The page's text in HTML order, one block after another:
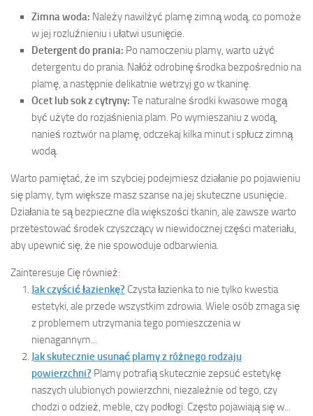
Zimna woda: Należy nawilżyć plamę zimną wodą, co pomoże
w jej rozluźnieniu i ułatwi usunięcie.
Detergent do prania: Po namoczeniu plamy, warto użyć
detergentu do prania. Nałóż odrobinę środka bezpośrednio na
plamę, a następnie delikatnie wetrzyj go w tkaninę.
Ocet lub sok z cytryny: Te naturalne środki kwasowe mogą
być użyte do rozjaśnienia plam. Po wymieszaniu z wodą,
nanieś roztwór na plamę, odczekaj kilka minut i spłucz zimną
wodą.
Warto pamiętać, że im szybciej podejmiesz działanie po pojawieniu
się plamy, tym większe masz szanse na jej skuteczne usunięcie.
Działania te są bezpieczne dla większości tkanin, ale zawsze warto
przetestować środek czyszczący w niewidocznej części materiału,
aby upewnić się, że nie spowoduje odbarwienia.
Zainteresuje Cię również:
Jak czyścić łazienkę? Czysta łazienka to nie tylko kwestia
estetyki, ale przede wszystkim zdrowia. Wiele osób zmaga się
z problemem utrzymania tego pomieszczenia w
nienagannym...
Jak skutecznie usunąć plamy z różnego rodzaju
powierzchni? Plamy potrafią skutecznie zepsuć estetykę
naszych ulubionych powierzchni, niezależnie od tego, czy
chodzi o odzież, meble, czy podłogi. Często pojawiają się w...